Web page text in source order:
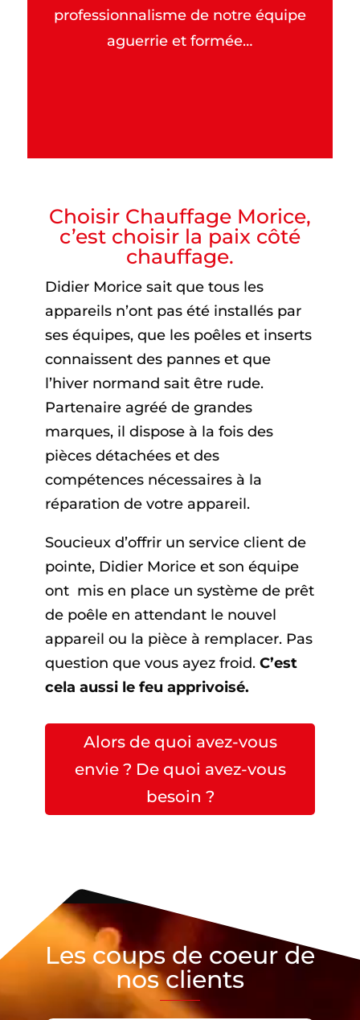
professionnalisme de notre équipe
aguerrie et formée…
Choisir Chauffage Morice,
c’est choisir la paix côté
chauffage.
Didier Morice sait que tous les
appareils n’ont pas été installés par
ses équipes, que les poêles et inserts
connaissent des pannes et que
l’hiver normand sait être rude.
Partenaire agréé de grandes
marques, il dispose à la fois des
pièces détachées et des
compétences nécessaires à la
réparation de votre appareil.
Soucieux d’offrir un service client de
pointe, Didier Morice et son équipe
ont mis en place un système de prêt
de poêle en attendant le nouvel
appareil ou la pièce à remplacer. Pas
question que vous ayez froid. C’est
cela aussi le feu apprivoisé.
Alors de quoi avez-vous
envie ? De quoi avez-vous
besoin ?
Lecteur vidéo
Les coups de coeur de
nos clients